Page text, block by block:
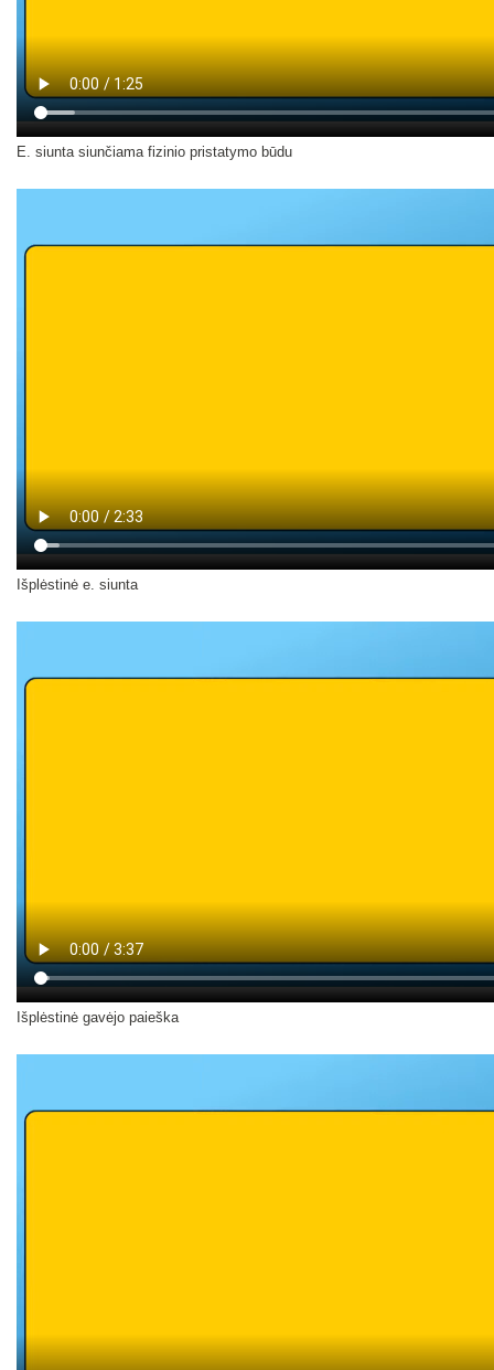
E. siunta siunčiama fizinio pristatymo būdu
Išplėstinė e. siunta
Išplėstinė gavėjo paieška